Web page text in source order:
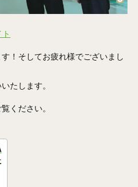
！そしてお疲れ様でございまし
たします。
ください。